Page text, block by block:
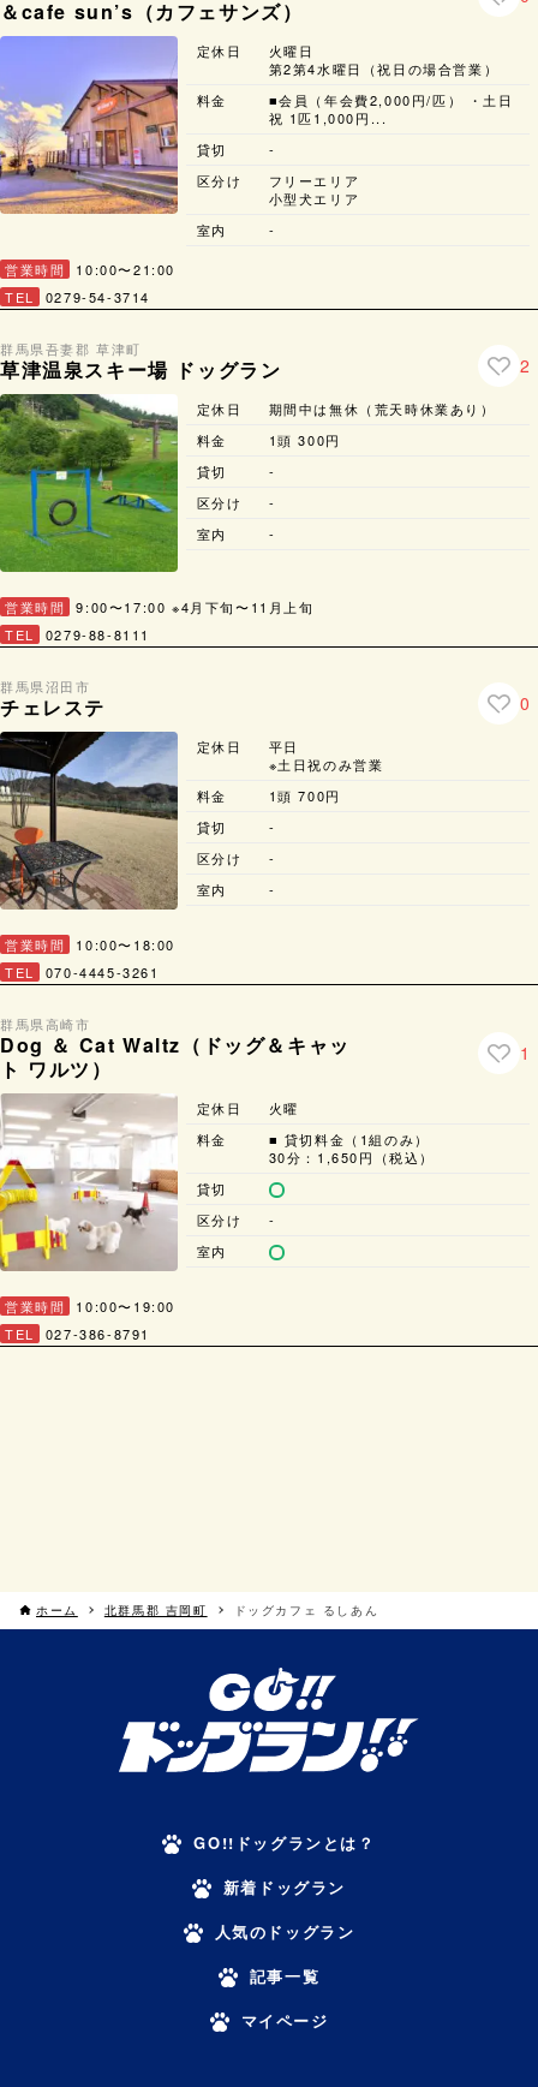
＆cafe sun’s（カフェサンズ）
営業時間
10:00〜21:00
TEL
0279-54-3714
定休日
火曜日
第2第4水曜日（祝日の場合営業）
料金
■会員（年会費2,000円/匹） ・土日
祝 1匹1,000円...
貸切
-
区分け
フリーエリア
小型犬エリア
室内
-
群馬県吾妻郡 草津町
草津温泉スキー場 ドッグラン 2
営業時間 9:00〜17:00 ※4月下旬〜11月上旬
TEL
0279-88-8111
定休日
期間中は無休（荒天時休業あり）
料金
1頭 300円
貸切
-
区分け
-
室内
-
群馬県沼田市
チェレステ 0
営業時間
10:00〜18:00
TEL
070-4445-3261
定休日
平日
※土日祝のみ営業
料金
1頭 700円
貸切
-
区分け
-
室内
-
群馬県 高崎市
Dog ＆ Cat Waltz（ドッグ＆キャッ
ト ワルツ）
1
営業時間
10:00〜19:00
TEL
027-386-8791
定休日
火曜
料金
■ 貸切料金（1組のみ）
30分：1,650円（税込）
貸切
区分け
-
室内
ホーム 北群馬郡 吉岡町 ドッグカフェ るしあん
GO!!ドッグランとは？
新着ドッグラン
人気のドッグラン
記事一覧
マイページ